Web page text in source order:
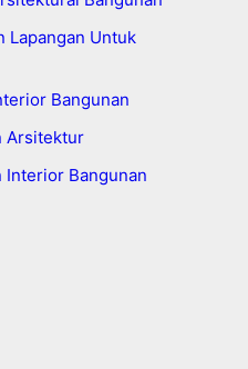
Lapangan Untuk
Bangunan
Arsitektur
Interior Bangunan